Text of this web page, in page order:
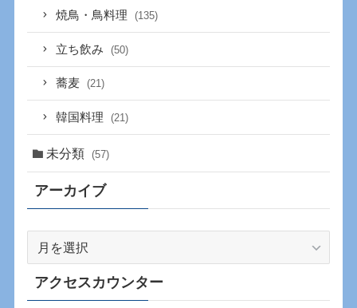
焼鳥・鳥料理 (135)
立ち飲み (50)
蕎麦 (21)
韓国料理 (21)
未分類 (57)
アーカイブ
カ
イ
アクセスカウンター